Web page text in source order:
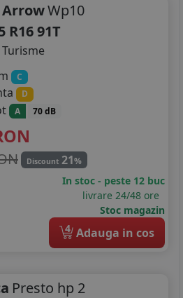
ArrowWp10
R16 91T
Turisme
C
D
A 70 dB
Discount 21%
In stoc - peste 12 buc
livrare 24/48 ore
Stoc magazin
4 Adauga in cos
Presto hp 2